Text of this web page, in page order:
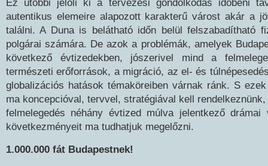
Ez utóbbi jelöli ki a tervezési gondolkodás időbeni
autentikus elemeire alapozott karakterű várost akár a
találni. A Duna is belátható időn belül felszabadítható
polgárai számára. De azok a problémák, amelyek
következő évtizedekben, jószerivel mind a
természeti erőforrások, a migráció, az el- és
globalizációs hatások témaköreiben várnak ránk. S
ma koncepcióval, tervvel, stratégiával kell
felmelegedés néhány évtized múlva jelentkező drámai
következményeit ma tudhatjuk megelőzni.
1.000.000 fát Budapestnek!